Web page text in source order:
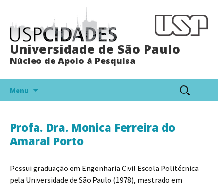
Universidade de São Paulo
Núcleo de Apoio à Pesquisa
Menu
Pesquisar
por:
Profa. Dra. Monica Ferreira do
Amaral Porto
Possui graduação em Engenharia Civil Escola Politécnica
pela Universidade de São Paulo (1978), mestrado em